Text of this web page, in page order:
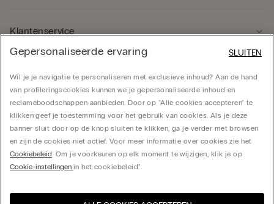
Klantenservice
Bedrijf
CALZEDONIA Finanziaria S.A. Belgium Branch, Avenue Louise 283, box 24, 1050
Gepersonaliseerde ervaring
Wil je je navigatie te personaliseren met exclusieve inhoud? Aan de hand
van profileringscookies kunnen we je gepersonaliseerde inhoud en
reclameboodschappen aanbieden. Door op "Alle cookies accepteren" te
klikken geef je toestemming voor het gebruik van cookies. Als je deze
banner sluit door op de knop sluiten te klikken, ga je verder met browsen
en zijn de cookies niet actief. Voor meer informatie over cookies zie het
Cookiebeleid. Om je voorkeuren op elk moment te wijzigen, klik je op
Cookie-instellingen in het cookiebeleid".
SLUITEN